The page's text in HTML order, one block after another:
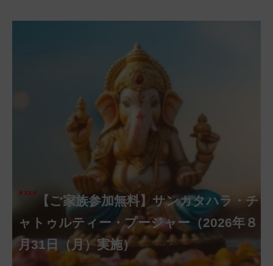
【ご家族参加無料】アーディ・アマー
ヴァシャー・プージャー（2026年８月12
日（水）実施）
【ご家族参加無料】ラクシュミー・ク
ベーラ・マンスリー・プージャー（2026
年８月12日（水）実施）
【ご家族参加無料】ナーガ・パンチャ
ミー・プージャー（2026年８月17日
（月）実施）
【ご家族参加無料】ヴァラ・ラクシュ
ミー・ヴラタ・プージャー（2026年８月
28日（金）実施）
【ご家族参加無料】サンカタハラ・チ
ャトゥルティー・プージャー（2026年８
月31日（月）実施）
【ご家族参加無料】クリシュナ・ジャヤ
ンティー・プージャー（2026年９月４日
（金）実施）
【ご家族参加無料】ガネーシャ・チャ
トゥルティー・プージャー（2026年９月
14日（月）実施）
【ご家族参加無料】マハーラクシュミ
ー・ヴラタ・プージャー（2026年９月19
日（土）実施）
第220回グループ・ホーマ（ナーガ・
パンチャミー、2026年８月17日（月）実
施）
第221回グループ・ホーマ（ガーヤト
リー・ジャヤンティー、2026年８月28日
（金）実施）
アンナダーナ・プロジェクト（食事の奉
仕）
ポストコロナ福祉活動支援募金